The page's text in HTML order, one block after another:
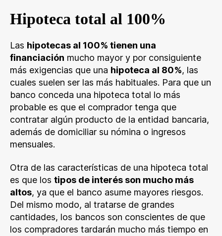
Hipoteca total al 100%
Las hipotecas al 100% tienen una
financiación mucho mayor y por consiguiente
más exigencias que una hipoteca al 80%, las
cuales suelen ser las más habituales. Para que un
banco conceda una hipoteca total lo más
probable es que el comprador tenga que
contratar algún producto de la entidad bancaria,
además de domiciliar su nómina o ingresos
mensuales.
Otra de las características de una hipoteca total
es que los tipos de interés son mucho más
altos, ya que el banco asume mayores riesgos.
Del mismo modo, al tratarse de grandes
cantidades, los bancos son conscientes de que
los compradores tardarán mucho más tiempo en